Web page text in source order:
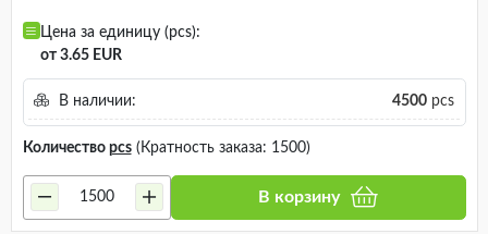
Цена за единицу (pcs):
от 3.65 EUR
В наличии: 4500pcs
Количество pcs(Кратность заказа: 1500)
В корзину